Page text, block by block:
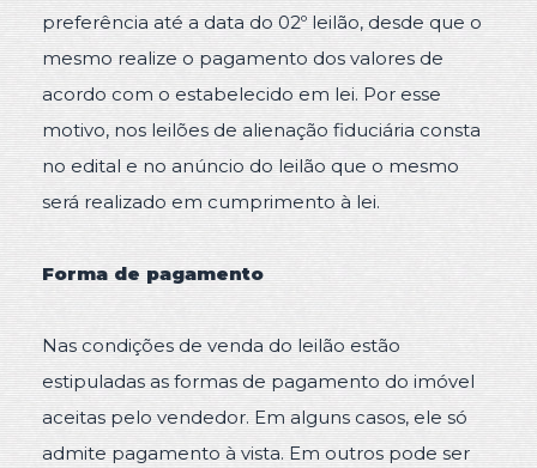
preferência até a data do 02º leilão, desde que o
mesmo realize o pagamento dos valores de
acordo com o estabelecido em lei. Por esse
motivo, nos leilões de alienação fiduciária consta
no edital e no anúncio do leilão que o mesmo
será realizado em cumprimento à lei.
Forma de pagamento
Nas condições de venda do leilão estão
estipuladas as formas de pagamento do imóvel
aceitas pelo vendedor. Em alguns casos, ele só
admite pagamento à vista. Em outros pode ser